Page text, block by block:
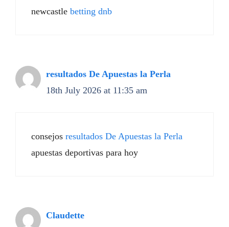
newcastle betting dnb
resultados De Apuestas la Perla
18th July 2026 at 11:35 am
consejos resultados De Apuestas la Perla
apuestas deportivas para hoy
Claudette